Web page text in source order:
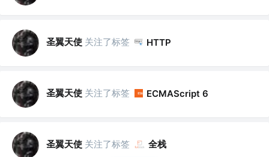
圣翼天使 关注了标签 HTTP
圣翼天使 关注了标签 ECMAScript 6
圣翼天使 关注了标签 全栈